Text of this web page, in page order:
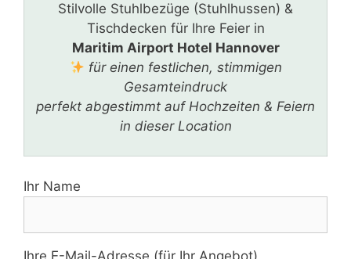
Stilvolle Stuhlbezüge (Stuhlhussen) &
Tischdecken für Ihre Feier in
Maritim Airport Hotel Hannover
für einen festlichen, stimmigen
Gesamteindruck
perfekt abgestimmt auf Hochzeiten & Feiern
in dieser Location
Ihr Name
Ihre E-Mail-Adresse (für Ihr Angebot)